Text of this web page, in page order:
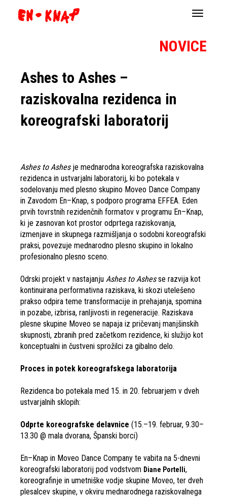
NOVICE
Ashes to Ashes –
raziskovalna rezidenca in
koreografski laboratorij
Ashes to Ashesje mednarodna koreografska raziskovalna
rezidenca in ustvarjalni laboratorij, ki bo potekala v
sodelovanju med plesno skupino Moveo Dance Company
in Zavodom En–Knap, s podporo programa EFFEA. Eden
prvih tovrstnih rezidenčnih formatov v programu En–Knap,
ki je zasnovan kot prostor odprtega raziskovanja,
izmenjave in skupnega razmišljanja o sodobni koreografski
praksi, povezuje mednarodno plesno skupino in lokalno
profesionalno plesno sceno.
Odrski projekt v nastajanju Ashes to Ashesse razvija kot
kontinuirana performativna raziskava, ki skozi utelešeno
prakso odpira teme transformacije in prehajanja, spomina
in pozabe, izbrisa, ranljivosti in regeneracije. Raziskava
plesne skupine Moveo se napaja iz pričevanj manjšinskih
skupnosti, zbranih pred začetkom rezidence, ki služijo kot
konceptualni in čustveni sprožilci za gibalno delo.
Proces in potek koreografskega laboratorija
Rezidenca bo potekala med 15. in 20. februarjem v dveh
ustvarjalnih sklopih:
Odprte koreografske delavnice (15.–19. februar, 9.30–
13.30 @ mala dvorana, Španski borci)
En–Knap in Moveo Dance Company te vabita na 5-dnevni
koreografski laboratorij pod vodstvom Diane Portelli,
koreografinje in umetniške vodje skupine Moveo, ter dveh
plesalcev skupine, v okviru mednarodnega raziskovalnega